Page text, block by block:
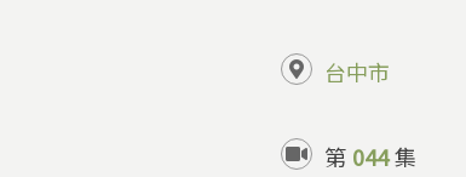
台中市
第 044集